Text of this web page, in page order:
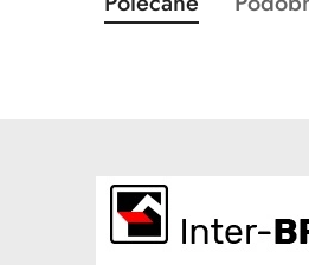
Pomiń karuzelę produktów
o